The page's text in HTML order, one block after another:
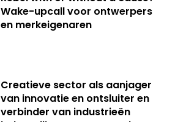
Wake-upcall voor ontwerpers
en merkeigenaren
Creatieve sector als aanjager
van innovatie en ontsluiter en
verbinder van industrieën